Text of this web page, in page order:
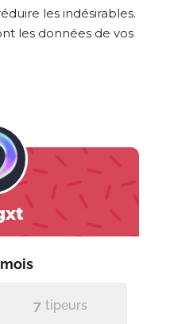
les indésirables.
les données de vos
mois
7 tipeurs